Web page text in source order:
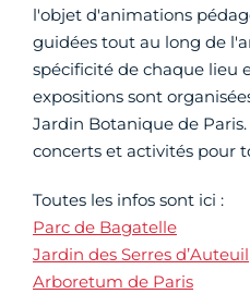
l'objet d'animations
guidées tout au long de
spécificité de chaque lieu
expositions sont
Jardin Botanique de Paris.
concerts et activités pour
Toutes les infos sont ici :
Parc de Bagatelle
Jardin des Serres d’Auteuil
Arboretum de Paris